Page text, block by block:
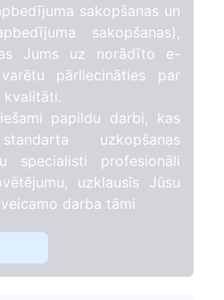
sakopšanas un
sakopšanas),
Jums uz norādīto e-
pārliecināties par
kvalitāti.
papildu darbi, kas
uzkopšanas
specialisti profesionāli
uzklausīs Jūsu
darba tāmi